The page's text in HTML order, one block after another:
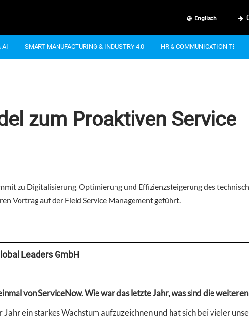
Englisch
AI SMART MANUFACTURING & INDUSTRY 4.0 HR & COMMUNICATION TECH
zum Proaktiven Service
zu Digitalisierung, Optimierung und Effizienzsteigerung des
Vortrag auf der Field Service Management geführt.
Leaders GmbH
von ServiceNow. Wie war das letzte Jahr, was sind die weiteren
ein starkes Wachstum aufzuzeichnen und hat sich bei vieler